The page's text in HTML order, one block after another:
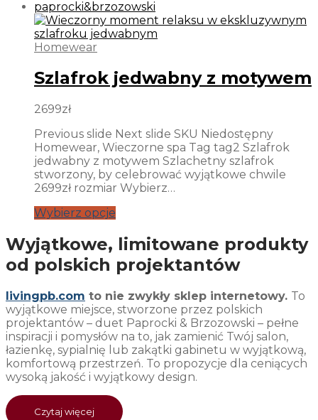
Homewear
Szlafrok jedwabny z motywem
2699zł
Previous slide Next slide SKU Niedostępny
Homewear, Wieczorne spa Tag tag2 Szlafrok
jedwabny z motywem Szlachetny szlafrok
stworzony, by celebrować wyjątkowe chwile
2699zł rozmiar Wybierz…
Wybierz opcje
Wyjątkowe, limitowane produkty
od polskich projektantów
livingpb.com to nie zwykły sklep internetowy. To
wyjątkowe miejsce, stworzone przez polskich
projektantów – duet Paprocki & Brzozowski – pełne
inspiracji i pomysłów na to, jak zamienić Twój salon,
łazienkę, sypialnię lub zakątki gabinetu w wyjątkową,
komfortową przestrzeń. To propozycje dla ceniących
wysoką jakość i wyjątkowy design.
Czytaj więcej